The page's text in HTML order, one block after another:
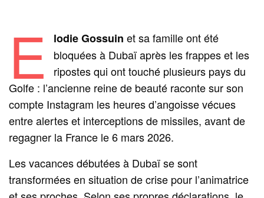
E lodie Gossuin et sa famille ont été
bloquées à Dubaï après les frappes et les
ripostes qui ont touché plusieurs pays du
Golfe : l’ancienne reine de beauté raconte sur son
compte Instagram les heures d’angoisse vécues
entre alertes et interceptions de missiles, avant de
regagner la France le 6 mars 2026.
Les vacances débutées à Dubaï se sont
transformées en situation de crise pour l’animatrice